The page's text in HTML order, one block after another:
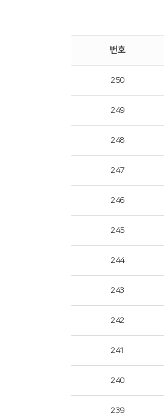
번호
250
249
248
247
246
245
244
243
242
241
240
239